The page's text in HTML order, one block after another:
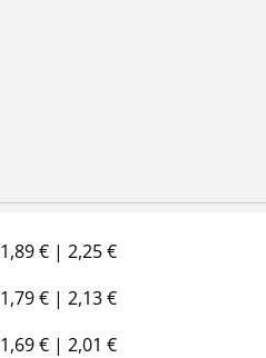
1,89 € | 2,25 €
1,79 € | 2,13 €
1,69 € | 2,01 €